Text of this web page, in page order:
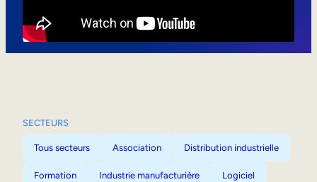
SECTEURS
Tous secteurs Association Distribution industrielle
Formation Industrie manufacturière Logiciel